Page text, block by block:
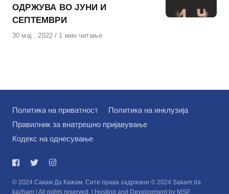
ОДРЖУВА ВО ЈУНИ И
СЕПТЕМВРИ
Објавено
30 мај , 2022 1 мин читање
Политика на приватност
Политика на инклузија
Правилник за внатрешно пријавување
Кодекс на однесување
© 2024 Сакам Да Кажам. Сите права задржани © 2024 Sakam da
kazham | All rights reserved. | Hosting and Development by MSP